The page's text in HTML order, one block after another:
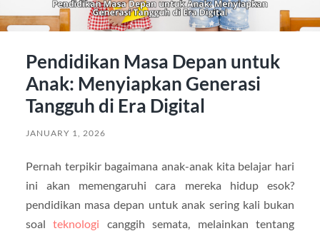
Pendidikan Masa Depan untuk
Anak: Menyiapkan Generasi
Tangguh di Era Digital
JANUARY 1, 2026
Pernah terpikir bagaimana anak-anak kita belajar hari
ini akan memengaruhi cara mereka hidup esok?
pendidikan masa depan untuk anak sering kali bukan
soalteknologi canggih semata, melainkan tentang